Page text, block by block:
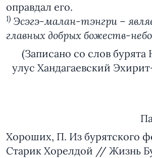
оправдал его.
1) Эсэгэ-малан-тэнгри –
главных добрых божеств-
(Записано со слов бурята
улус Хандагаевский
Хороших, П. Из бурятского
Старик Хорелдой // Жизнь